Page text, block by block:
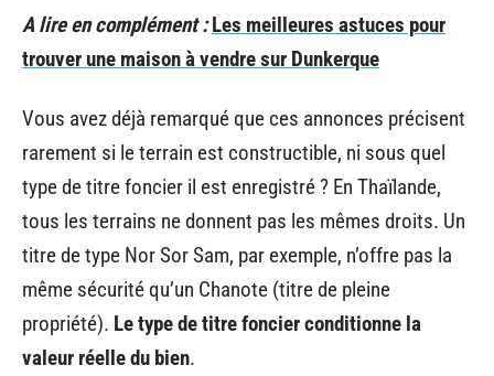
A lire en complément : Les meilleures astuces pour
trouver une maison à vendre sur Dunkerque
Vous avez déjà remarqué que ces annonces précisent
rarement si le terrain est constructible, ni sous quel
type de titre foncier il est enregistré ? En Thaïlande,
tous les terrains ne donnent pas les mêmes droits. Un
titre de type Nor Sor Sam, par exemple, n’offre pas la
même sécurité qu’un Chanote (titre de pleine
propriété). Le type de titre foncier conditionne la
valeur réelle du bien.